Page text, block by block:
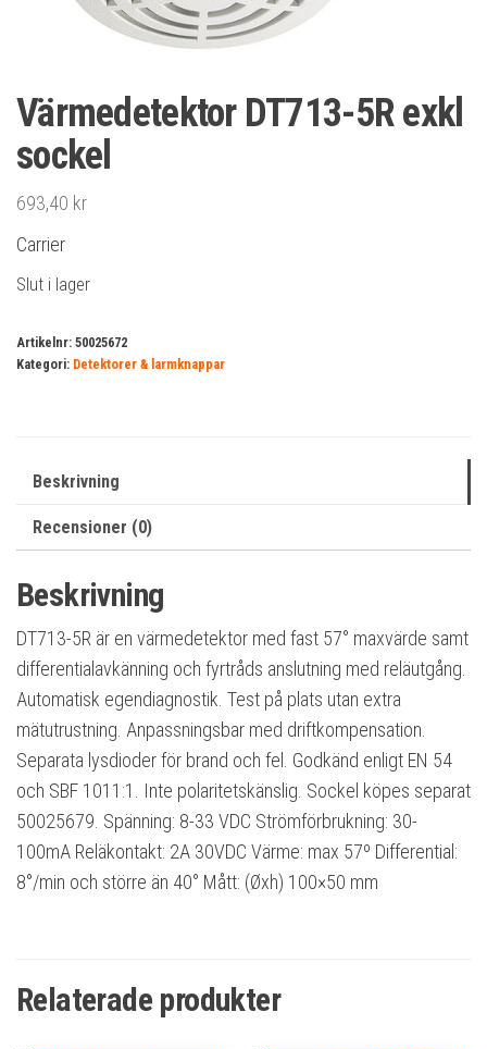
Värmedetektor DT713-5R exkl
sockel
693,40 kr
Carrier
Slut i lager
Artikelnr: 50025672
Kategori: Detektorer & larmknappar
Beskrivning
Recensioner (0)
Beskrivning
DT713-5R är en värmedetektor med fast 57° maxvärde samt
differentialavkänning och fyrtråds anslutning med reläutgång.
Automatisk egendiagnostik. Test på plats utan extra
mätutrustning. Anpassningsbar med driftkompensation.
Separata lysdioder för brand och fel. Godkänd enligt EN 54
och SBF 1011:1. Inte polaritetskänslig. Sockel köpes separat
50025679. Spänning: 8-33 VDC Strömförbrukning: 30-
100mA Reläkontakt: 2A 30VDC Värme: max 57º Differential:
8°/min och större än 40° Mått: (Øxh) 100×50 mm
Relaterade produkter